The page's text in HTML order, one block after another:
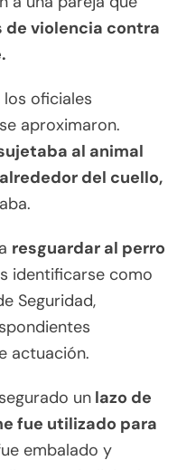
de violencia contra
oficiales
aproximaron.
al animal
del cuello,
resguardar al perro
identificarse como
Seguridad,
actuación.
un lazo de
fue utilizado para
embalado y